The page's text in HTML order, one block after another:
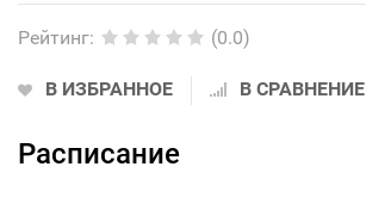
Рейтинг: (0.0)
В ИЗБРАННОЕ В СРАВНЕНИЕ
Расписание